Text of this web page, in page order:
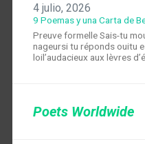
4 julio, 2026
9 Poemas y una Carta de
Preuve formelle Sais-tu
nageursi tu réponds ouitu
loil’audacieux aux lèvres
Poets Worldwide